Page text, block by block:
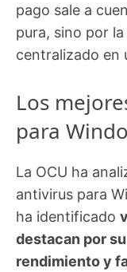
pago sale a
pura, sino por
centralizado en
Los
para
La OCU ha
antivirus para
ha identificado
destacan por
rendimiento y